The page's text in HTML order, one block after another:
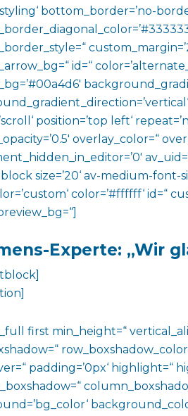
bottom_border=’no-
id=“
position=’top left‘
overlay_color=“
size=’20‘ av-medium-font-
color=’#ffffff‘ id=“
Experte: „Wir
first min_height=“
padding=’0px‘ highlight=“